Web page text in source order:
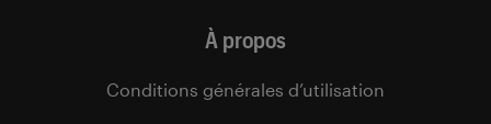
À propos
Conditions générales d’utilisation